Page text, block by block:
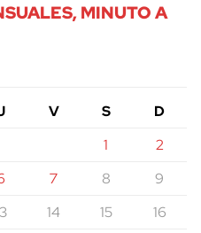
MINUTO A
V S
D
1
2
7 8
9
14 15
16